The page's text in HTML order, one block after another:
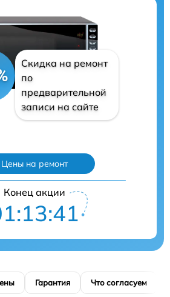
Скидка на ремонт
по
предварительной
записи на сайте
Цены на ремонт
Конец акции
Гарантия Что согласуем